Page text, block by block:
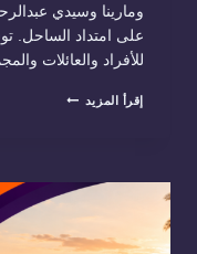
ومارينا وسيدي
على امتداد الساحل.
للأفراد والعائلات
إقرأ المزيد توصيل
الشمالي:
الوصول